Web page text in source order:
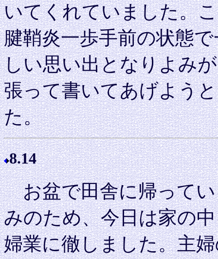
いてくれていました。
腱鞘炎一歩手前の状態
しい思い出となりよみ
張って書いてあげよう
た。
8.14
お盆で田舎に帰ってい
みのため、今日は家の
婦業に徹しました。主